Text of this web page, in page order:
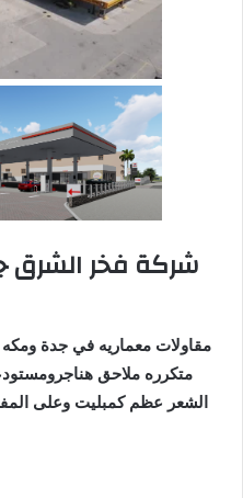
شركة فخر الشرق
مقاولات معماريه في جدة
متكرره ملاحق
الشعر عظم كمبليت وعلى